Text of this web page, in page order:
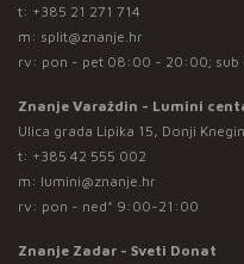
t: +385 21 271 714
m: split@znanje.hr
rv: pon - pet 08:00 - 20:00;
Znanje Varaždin - Lumini
Ulica grada Lipika 15, Donji
t: +385 42 555 002
m: lumini@znanje.hr
rv: pon - ned* 9:00-21:00
Znanje Zadar - Sveti Donat